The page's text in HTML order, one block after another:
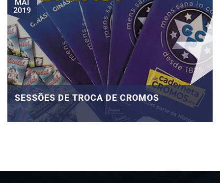
MAI
2019
SESSÕES DE TROCA DE CROMOS